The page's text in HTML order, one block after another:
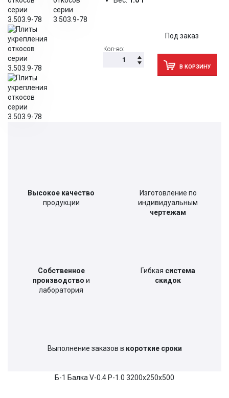
Под заказ
Кол-во:
В КОРЗИНУ
Высокое качество
продукции
Изготовление по
индивидуальным
чертежам
Собственное
производство и
лаборатория
Гибкая система
скидок
Выполнение заказов в короткие сроки
Б-1 Балка V-0.4 P-1.0 3200x250x500